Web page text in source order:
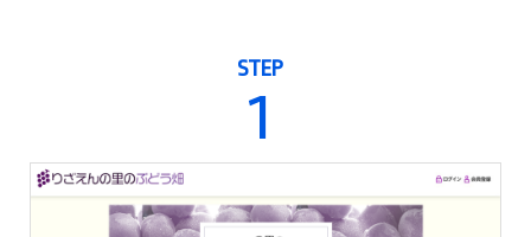
STEP
1